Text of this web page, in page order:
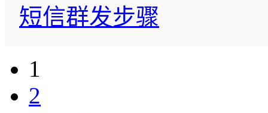
短信群发步骤
1
2